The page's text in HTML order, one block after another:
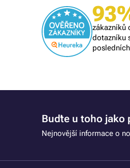
zákazníků
dotazníku
Ověřený
Všechno
Buďte u toho jako
Nejnovější informace o